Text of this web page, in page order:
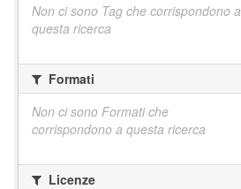
Non ci sono Tag che corrispondono a
questa ricerca
Formati
Non ci sono Formati che
corrispondono a questa ricerca
Licenze